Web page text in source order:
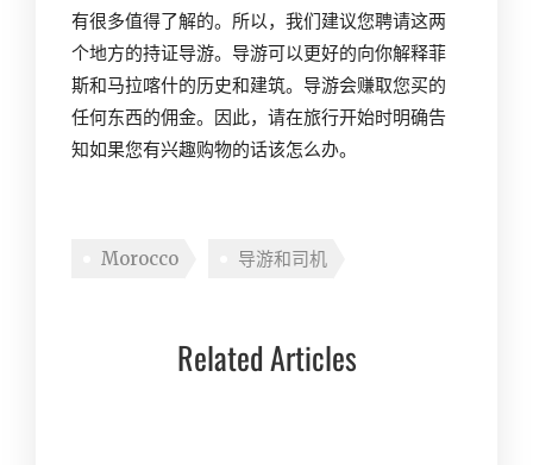
有很多值得了解的。所以，我们建议您聘请这两
个地方的持证导游。导游可以更好的向你解释菲
斯和马拉喀什的历史和建筑。导游会赚取您买的
任何东西的佣金。因此，请在旅行开始时明确告
知如果您有兴趣购物的话该怎么办。
Morocco 导游和司机
Related Articles